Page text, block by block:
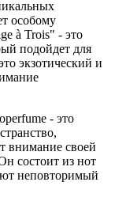
особому
à Trois" - это
подойдет для
экзотический и
- это
внимание своей
состоит из нот
неповторимый